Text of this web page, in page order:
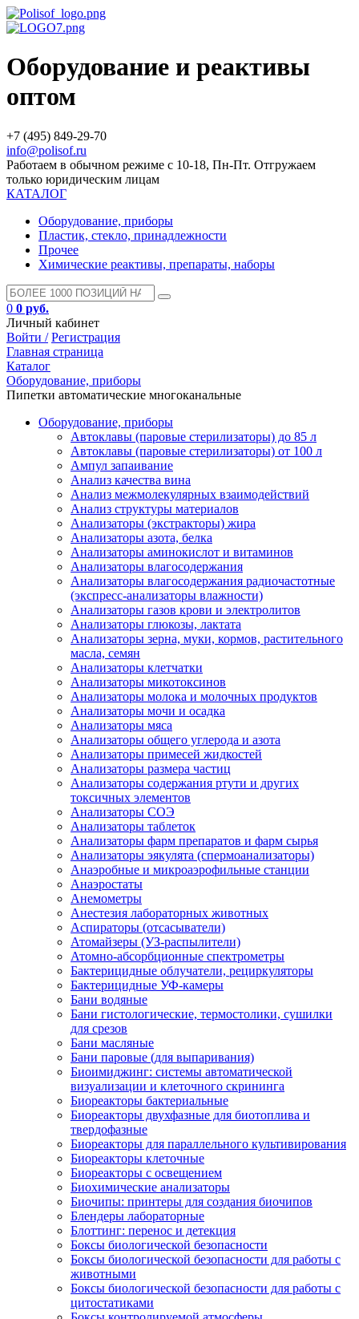
Оборудование и реактивы
оптом
+7 (495) 849-29-70
info@polisof.ru
Работаем в обычном режиме с 10-18, Пн-Пт. Отгружаем
только юридическим лицам
КАТАЛОГ
Оборудование, приборы
Пластик, стекло, принадлежности
Прочее
Химические реактивы, препараты, наборы
0 0 руб.
Личный кабинет
Войти / Регистрация
Главная страница
Каталог
Оборудование, приборы
Пипетки автоматические многоканальные
Оборудование, приборы
Автоклавы (паровые стерилизаторы) до 85 л
Автоклавы (паровые стерилизаторы) от 100 л
Ампул запаивание
Анализ качества вина
Анализ межмолекулярных взаимодействий
Анализ структуры материалов
Анализаторы (экстракторы) жира
Анализаторы азота, белка
Анализаторы аминокислот и витаминов
Анализаторы влагосодержания
Анализаторы влагосодержания радиочастотные
(экспресс-анализаторы влажности)
Анализаторы газов крови и электролитов
Анализаторы глюкозы, лактата
Анализаторы зерна, муки, кормов, растительного
масла, семян
Анализаторы клетчатки
Анализаторы микотоксинов
Анализаторы молока и молочных продуктов
Анализаторы мочи и осадка
Анализаторы мяса
Анализаторы общего углерода и азота
Анализаторы примесей жидкостей
Анализаторы размера частиц
Анализаторы содержания ртути и других
токсичных элементов
Анализаторы СОЭ
Анализаторы таблеток
Анализаторы фарм препаратов и фарм сырья
Анализаторы эякулята (спермоанализаторы)
Анаэробные и микроаэрофильные станции
Анаэростаты
Анемометры
Анестезия лабораторных животных
Аспираторы (отсасыватели)
Атомайзеры (УЗ-распылители)
Атомно-абсорбционные спектрометры
Бактерицидные облучатели, рециркуляторы
Бактерицидные УФ-камеры
Бани водяные
Бани гистологические, термостолики, сушилки
для срезов
Бани масляные
Бани паровые (для выпаривания)
Биоимиджинг: системы автоматической
визуализации и клеточного скрининга
Биореакторы бактериальные
Биореакторы двухфазные для биотоплива и
твердофазные
Биореакторы для параллельного культивирования
Биореакторы клеточные
Биореакторы с освещением
Биохимические анализаторы
Биочипы: принтеры для создания биочипов
Блендеры лабораторные
Блоттинг: перенос и детекция
Боксы биологической безопасности
Боксы биологической безопасности для работы с
животными
Боксы биологической безопасности для работы с
цитостатиками